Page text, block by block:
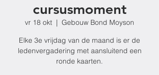
cursusmoment
vr 18 okt
  |
Gebouw Bond Moyson
Elke 3e vrijdag van de maand is er de
ledenvergadering met aansluitend een
ronde kaarten.